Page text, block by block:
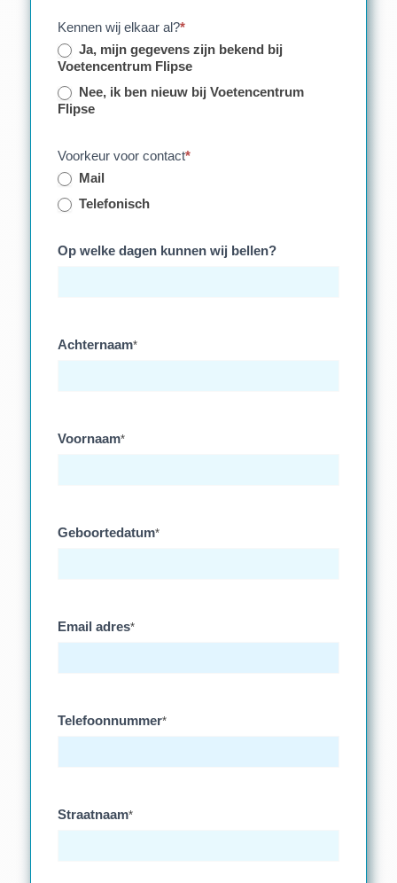
Kennen wij elkaar al?*
Ja, mijn gegevens zijn bekend bij
Voetencentrum Flipse
Nee, ik ben nieuw bij Voetencentrum
Flipse
Voorkeur voor contact*
Mail
Telefonisch
Op welke dagen kunnen wij bellen?
Achternaam*
Voornaam*
Geboortedatum*
Email adres*
Telefoonnummer*
Straatnaam*